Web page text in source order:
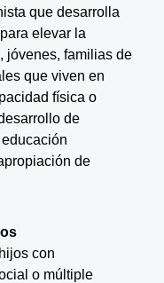
que desarrolla
elevar la
jóvenes, familias de
que viven en
física o
de
de
con
o múltiple